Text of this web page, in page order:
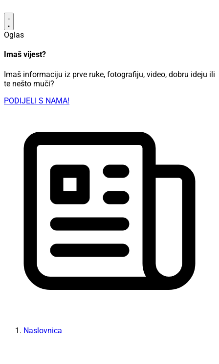
Oglas
Imaš vijest?
Imaš informaciju iz prve ruke, fotografiju, video, dobru ideju ili
te nešto muči?
PODIJELI S NAMA!
Naslovnica